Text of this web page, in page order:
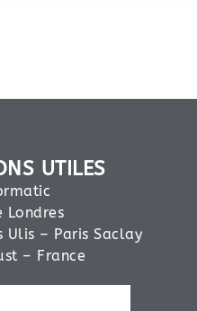
UTILES
Londres
– Paris Saclay
– France